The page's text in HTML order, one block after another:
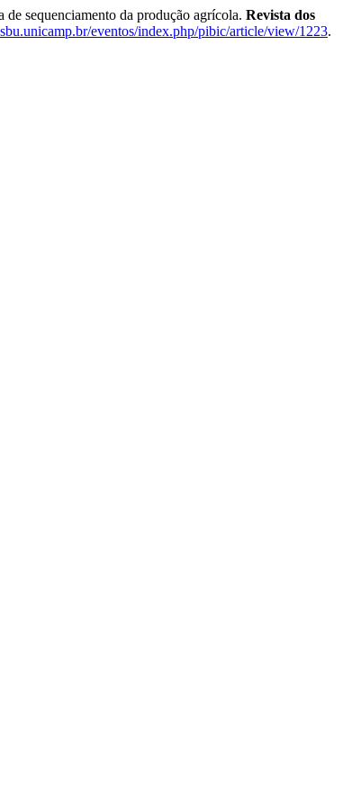
sequenciamento da produção agrícola. Revista dos
eventos/index.php/pibic/article/view/1223.